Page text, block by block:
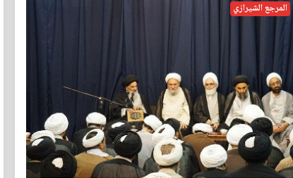
المرجع الشيرازي